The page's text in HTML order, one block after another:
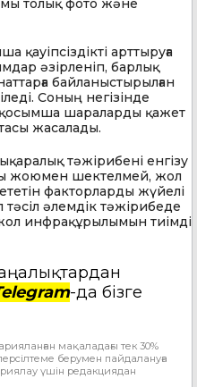
толық фото және
арттыруға
әзірленіп, барлық
байланыстырылған
Соның негізінде
шараларды қажет
жасалады.
тәжірибені енгізу
жоюмен шектелмей, жол
ететін факторларды жүйелі
тәсіл әлемдік тәжірибеде
инфрақұрылымын тиімді
-да бізге
мақаладағы тек 30%
берумен пайдалануға
үшін редакциядан